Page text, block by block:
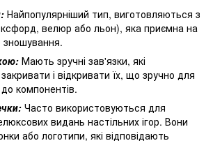
Найпопулярніший тип, виготовляються з
велюр або льон), яка приємна на
зношування.
Мають зручні зав'язки, які
і відкривати їх, що зручно для
компонентів.
Часто використовуються для
видань настільних ігор. Вони
або логотипи, які відповідають